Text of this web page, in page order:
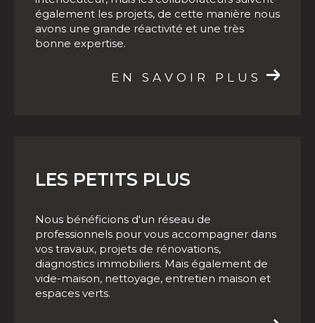
Besoin d'un accompagnement pour vos
programmes neufs à Albi?Contacteznotre
agence immobilière !
interlocuteur, mais les collaborateurs suivent
également les projets, de cette manière nous
avons une grande réactivité et une très
bonne expertise.
EN SAVOIR PLUS
LES PETITS PLUS
Nous bénéficions d'un réseau de
professionnels pour vous accompagner dans
vos travaux, projets de rénovations,
diagnostics immobiliers. Mais également de
vide-maison, nettoyage, entretien maison et
espaces verts.